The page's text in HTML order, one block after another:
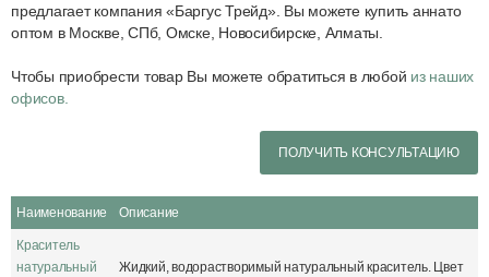
предлагает компания «Баргус Трейд». Вы можете купить аннато
оптом в Москве, СПб, Омске, Новосибирске, Алматы.
Чтобы приобрести товар Вы можете обратиться в любой из наших
офисов.
ПОЛУЧИТЬ КОНСУЛЬТАЦИЮ
Наименование Описание
Краситель
натуральный
Жидкий, водорастворимый натуральный краситель. Цвет